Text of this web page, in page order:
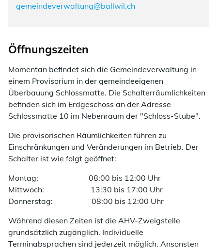
gemeindeverwaltung@ballwil.ch
Öffnungszeiten
Momentan befindet sich die Gemeindeverwaltung in
einem Provisorium in der gemeindeeigenen
Überbauung Schlossmatte. Die Schalterräumlichkeiten
befinden sich im Erdgeschoss an der Adresse
Schlossmatte 10 im Nebenraum der "Schloss-Stube".
Die provisorischen Räumlichkeiten führen zu
Einschränkungen und Veränderungen im Betrieb. Der
Schalter ist wie folgt geöffnet:
Montag: 08:00 bis 12:00 Uhr
Mittwoch: 13:30 bis 17:00 Uhr
Donnerstag: 08:00 bis 12:00 Uhr
Während diesen Zeiten ist die AHV-Zweigstelle
grundsätzlich zugänglich. Individuelle
Terminabsprachen sind jederzeit möglich. Ansonsten